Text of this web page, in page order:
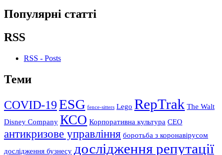
Популярні статті
RSS
RSS - Posts
Теми
COVID-19ESG fence-sitters Lego RepTrak The Walt
Disney Company КСО Корпоративна культура СЕО
антикризове управління боротьба з коронавірусом
дослідження бузнесу дослідження репутації